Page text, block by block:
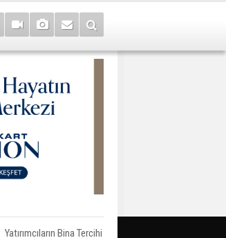
Yatırımcıların Bina Tercihi